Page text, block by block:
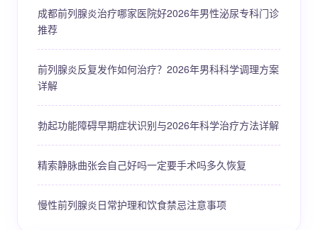
成都前列腺炎治疗哪家医院好2026年男性泌尿专科门诊
推荐
前列腺炎反复发作如何治疗？2026年男科科学调理方案
详解
勃起功能障碍早期症状识别与2026年科学治疗方法详解
精索静脉曲张会自己好吗一定要手术吗多久恢复
慢性前列腺炎日常护理和饮食禁忌注意事项